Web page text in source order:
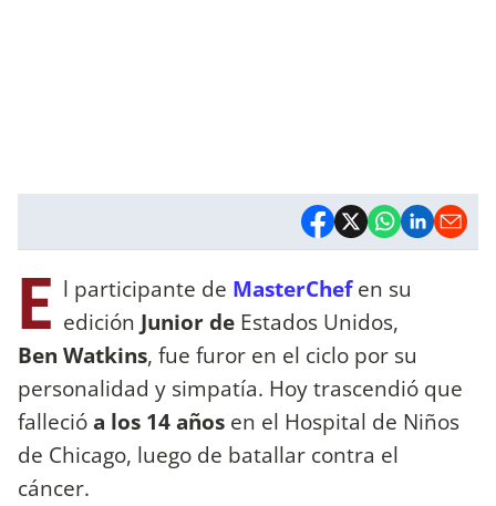
E l participante de MasterChefen su
edición Junior de Estados Unidos,
Ben Watkins, fue furor en el ciclo por su
personalidad y simpatía. Hoy trascendió que
fallecióa los 14 años en el Hospital de Niños
de Chicago, luego de batallar contra el
cáncer.